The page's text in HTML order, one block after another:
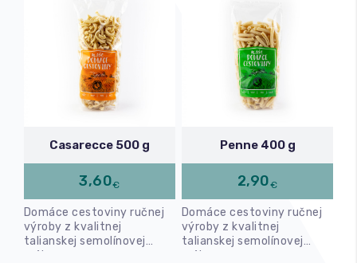
Casarecce 500 g
3,60€
Domáce cestoviny ručnej
výroby z kvalitnej
talianskej semolínovej
múky.
Penne 400 g
2,90€
Domáce cestoviny ručnej
výroby z kvalitnej
talianskej semolínovej
múky.